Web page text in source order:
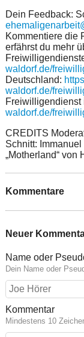
Dein Feedback:
Kommentiere die
erfährst du mehr
waldorf.de/
Deutschland:
waldorf.de/
Freiwilligendienst
waldorf.de/
CREDITS
Schnitt:
„Motherland“ von
Kommentare
Neuer
Name oder
Dein Name oder
Kommentar
Mindestens 10